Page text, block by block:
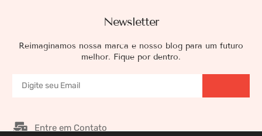
Newsletter
Reimaginamos nossa marca e nosso blog para um futuro
melhor. Fique por dentro.
Entre em Contato